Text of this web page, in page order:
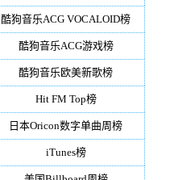
酷狗音乐ACG VOCALOID榜
酷狗音乐ACG游戏榜
酷狗音乐欧美新歌榜
Hit FM Top榜
日本Oricon数字单曲周榜
iTunes榜